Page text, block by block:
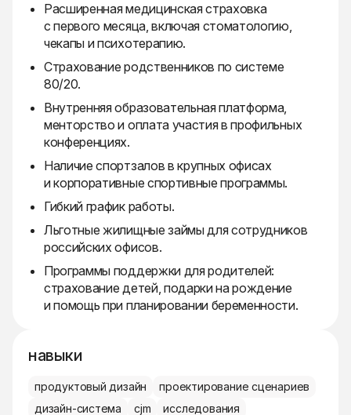
Расширенная медицинская страховка
с первого месяца, включая стоматологию,
чекапы и психотерапию.
Страхование родственников по системе
80/20.
Внутренняя образовательная платформа,
менторство и оплата участия в профильных
конференциях.
Наличие спортзалов в крупных офисах
и корпоративные спортивные программы.
Гибкий график работы.
Льготные жилищные займы для сотрудников
российских офисов.
Программы поддержки для родителей:
страхование детей, подарки на рождение
и помощь при планировании беременности.
навыки
продуктовый дизайн
проектирование сценариев
дизайн-система
cjm исследования